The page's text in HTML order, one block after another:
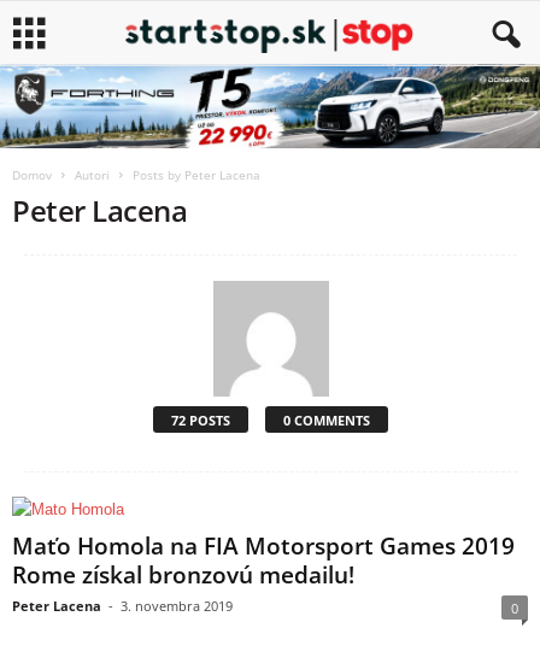
Domov Autori Posts by Peter Lacena
Peter Lacena
72 POSTS 0 COMMENTS
Maťo Homola na FIA Motorsport Games 2019
Rome získal bronzovú medailu!
Peter Lacena - 3. novembra 2019 0